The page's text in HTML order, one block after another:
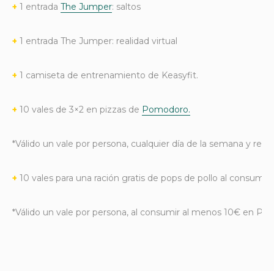
+ 1 entrada The Jumper: saltos
+ 1 entrada The Jumper: realidad virtual
+ 1 camiseta de entrenamiento de Keasyfit.
+ 10 vales de 3×2 en pizzas de Pomodoro.
*Válido un vale por persona, cualquier día de la semana y
+ 10 vales para una ración gratis de pops de pollo al
*Válido un vale por persona, al consumir al menos 10€ en